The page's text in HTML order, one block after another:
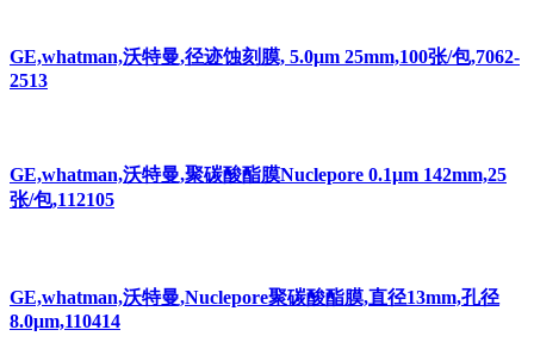
GE,whatman,沃特曼,径迹蚀刻膜, 5.0μm 25mm,100张/包,7062-
2513
GE,whatman,沃特曼,聚碳酸酯膜Nuclepore 0.1μm 142mm,25
张/包,112105
GE,whatman,沃特曼,Nuclepore聚碳酸酯膜,直径13mm,孔径
8.0μm,110414